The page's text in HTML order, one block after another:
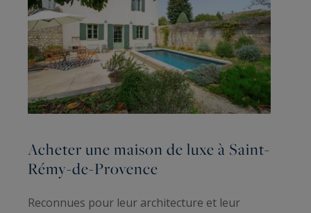
Acheter une maison de luxe à Saint-
Rémy-de-Provence
Reconnues pour leur architecture et leur